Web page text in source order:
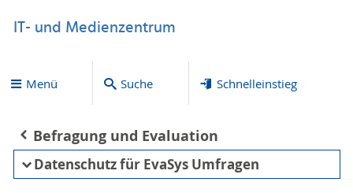
IT- und Medienzentrum
Menü Suche Schnelleinstieg
Befragung und Evaluation
Datenschutz für EvaSys Umfragen